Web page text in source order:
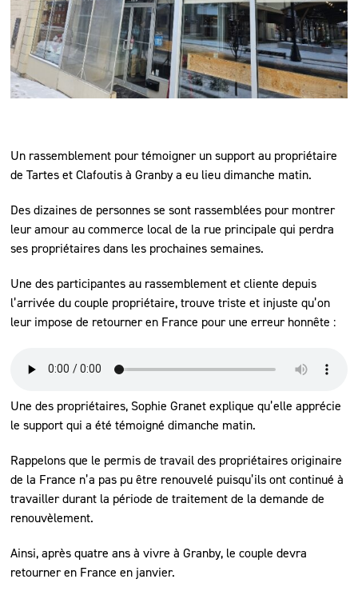
Un rassemblement pour témoigner un support au propriétaire
de Tartes et Clafoutis à Granby a eu lieu dimanche matin.
Des dizaines de personnes se sont rassemblées pour montrer
leur amour au commerce local de la rue principale qui perdra
ses propriétaires dans les prochaines semaines.
Une des participantes au rassemblement et cliente depuis
l’arrivée du couple propriétaire, trouve triste et injuste qu’on
leur impose de retourner en France pour une erreur honnête :
Une des propriétaires, Sophie Granet explique qu’elle apprécie
le support qui a été témoigné dimanche matin.
Rappelons que le permis de travail des propriétaires originaire
de la France n’a pas pu être renouvelé puisqu’ils ont continué à
travailler durant la période de traitement de la demande de
renouvèlement.
Ainsi, après quatre ans à vivre à Granby, le couple devra
retourner en France en janvier.